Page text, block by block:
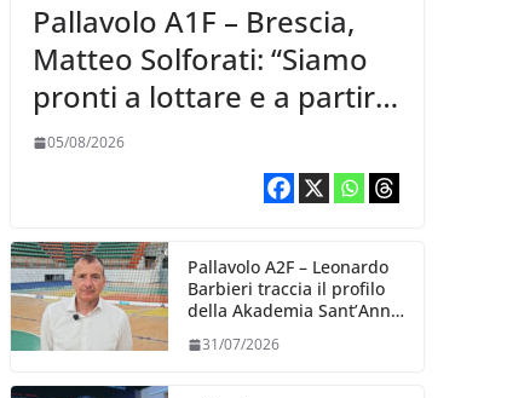
Pallavolo A1F – Brescia,
Matteo Solforati: “Siamo
pronti a lottare e a partire
carichi sin dal primo
05/08/2026
Pallavolo A2F – Leonardo
Barbieri traccia il profilo
della Akademia Sant’Anna
31/07/2026